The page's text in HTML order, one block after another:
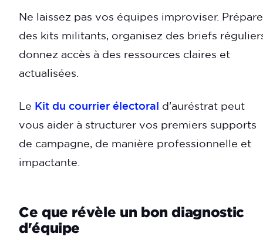
Ne laissez pas vos équipes improviser.
des kits militants, organisez des briefs
donnez accès à des ressources claires et
actualisées.
Le Kit du courrier électoral d'auréstrat peut
vous aider à structurer vos premiers supports
de campagne, de manière professionnelle et
impactante.
Ce que révèle un bon diagnostic
d'équipe